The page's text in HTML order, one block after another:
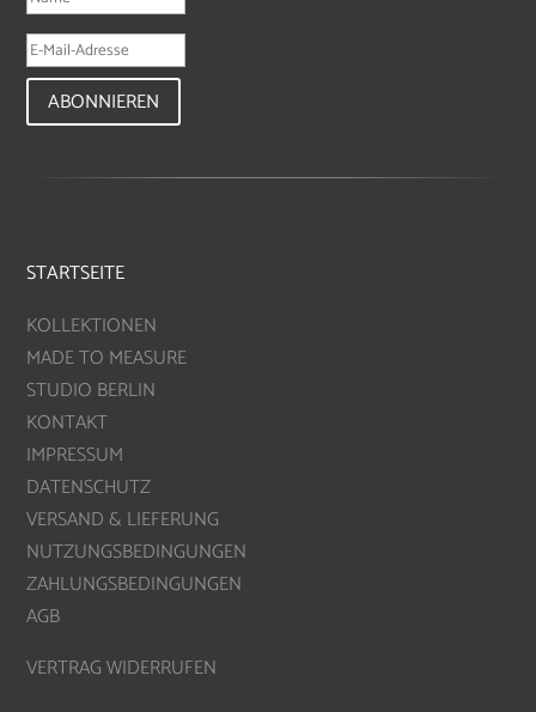
ABONNIEREN
STARTSEITE
KOLLEKTIONEN
MADE TO MEASURE
STUDIO BERLIN
KONTAKT
IMPRESSUM
DATENSCHUTZ
VERSAND & LIEFERUNG
NUTZUNGSBEDINGUNGEN
ZAHLUNGSBEDINGUNGEN
AGB
VERTRAG WIDERRUFEN